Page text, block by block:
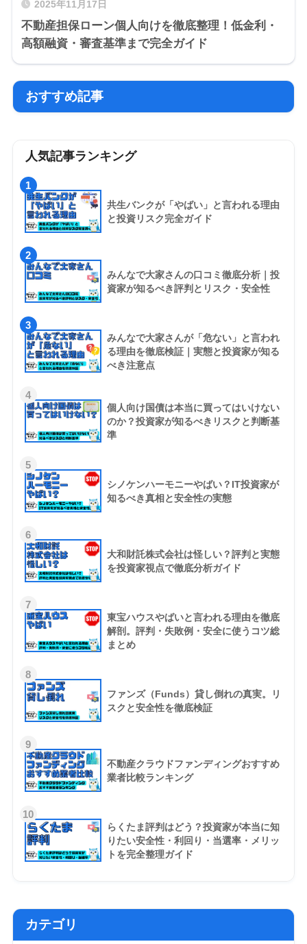
2025年11月17日
不動産担保ローン個人向けを徹底整理！低金利・
高額融資・審査基準まで完全ガイド
おすすめ記事
人気記事ランキング
1
共生バンクが「やばい」と言われる理由
と投資リスク完全ガイド
2
みんなで大家さんの口コミ徹底分析｜投
資家が知るべき評判とリスク・安全性
3
みんなで大家さんが「危ない」と言われ
る理由を徹底検証｜実態と投資家が知る
べき注意点
4
個人向け国債は本当に買ってはいけない
のか？投資家が知るべきリスクと判断基
準
5
シノケンハーモニーやばい？IT投資家が
知るべき真相と安全性の実態
6
大和財託株式会社は怪しい？評判と実態
を投資家視点で徹底分析ガイド
7
東宝ハウスやばいと言われる理由を徹底
解剖。評判・失敗例・安全に使うコツ総
まとめ
8
ファンズ（Funds）貸し倒れの真実。リ
スクと安全性を徹底検証
9
不動産クラウドファンディングおすすめ
業者比較ランキング
10
らくたま評判はどう？投資家が本当に知
りたい安全性・利回り・当選率・メリッ
トを完全整理ガイド
カテゴリ